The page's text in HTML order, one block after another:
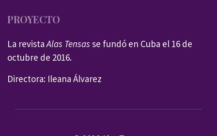
PROYECTO
La revistaAlas Tensas se fundó en Cuba el 16 de
octubre de 2016.
Directora: Ileana Álvarez